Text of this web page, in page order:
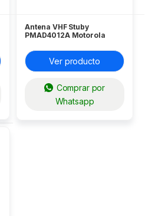
Antena VHF Stuby
PMAD4012A Motorola
Ver producto
Comprar por
Whatsapp